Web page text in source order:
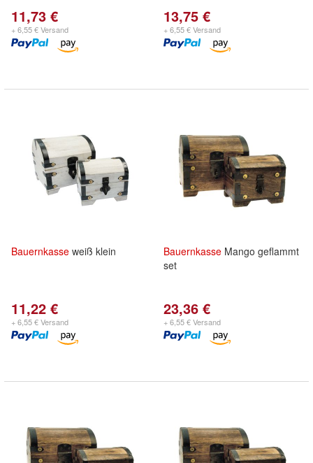
11,73 €
+ 6,55 € Versand
13,75 €
+ 6,55 € Versand
Bauernkasse weiß klein
11,22 €
+ 6,55 € Versand
Bauernkasse Mango geflammt
set
23,36 €
+ 6,55 € Versand